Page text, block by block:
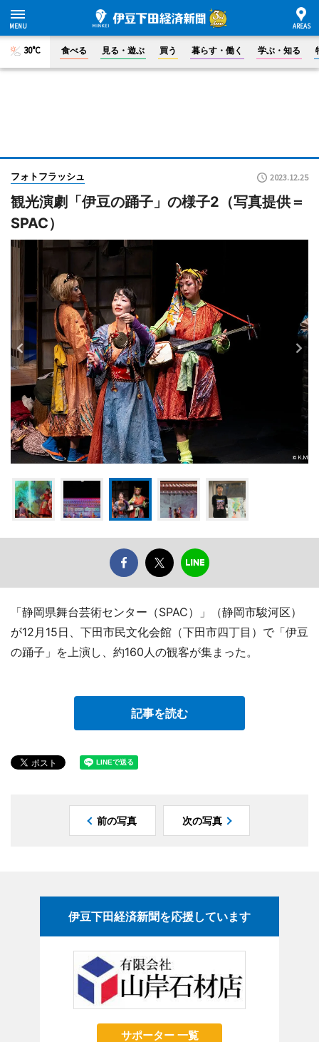
30°C 食べる 見る・遊ぶ 買う 暮らす・働く 学ぶ・知る
フォトフラッシュ 2023.12.25
観光演劇「伊豆の踊子」の様子2（写真提供＝
SPAC）
「静岡県舞台芸術センター（SPAC）」（静岡市駿河区）
が12月15日、下田市民文化会館（下田市四丁目）で「伊豆
の踊子」を上演し、約160人の観客が集まった。
記事を読む
前の写真 次の写真
伊豆下田経済新聞を応援しています
サポーター 一覧